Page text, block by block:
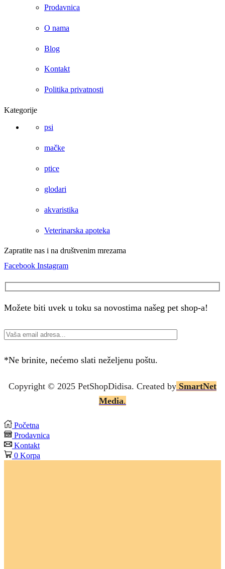
Prodavnica
O nama
Blog
Kontakt
Politika privatnosti
Kategorije
psi
mačke
ptice
glodari
akvaristika
Veterinarska apoteka
Zapratite nas i na društvenim mrezama
Facebook Instagram
Možete biti uvek u toku sa novostima našeg pet shop-a!
*Ne brinite, nećemo slati neželjenu poštu.
Copyright © 2025 PetShopDidisa. Created by SmartNet
Media.
Početna
Prodavnica
Kontakt
0 Korpa